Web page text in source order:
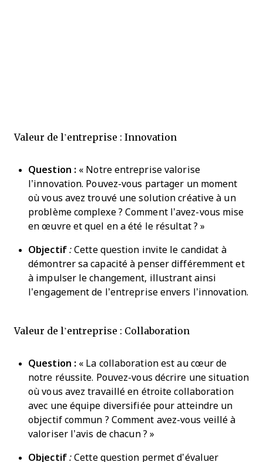
Valeur de l’entreprise : Innovation
Question : « Notre entreprise valorise
l’innovation. Pouvez-vous partager un moment
où vous avez trouvé une solution créative à un
problème complexe ? Comment l’avez-vous mise
en œuvre et quel en a été le résultat ? »
Objectif: Cette question invite le candidat à
démontrer sa capacité à penser différemment et
à impulser le changement, illustrant ainsi
l’engagement de l’entreprise envers l’innovation.
Valeur de l’entreprise : Collaboration
Question : « La collaboration est au cœur de
notre réussite. Pouvez-vous décrire une situation
où vous avez travaillé en étroite collaboration
avec une équipe diversifiée pour atteindre un
objectif commun ? Comment avez-vous veillé à
valoriser l’avis de chacun ? »
Objectif: Cette question permet d’évaluer